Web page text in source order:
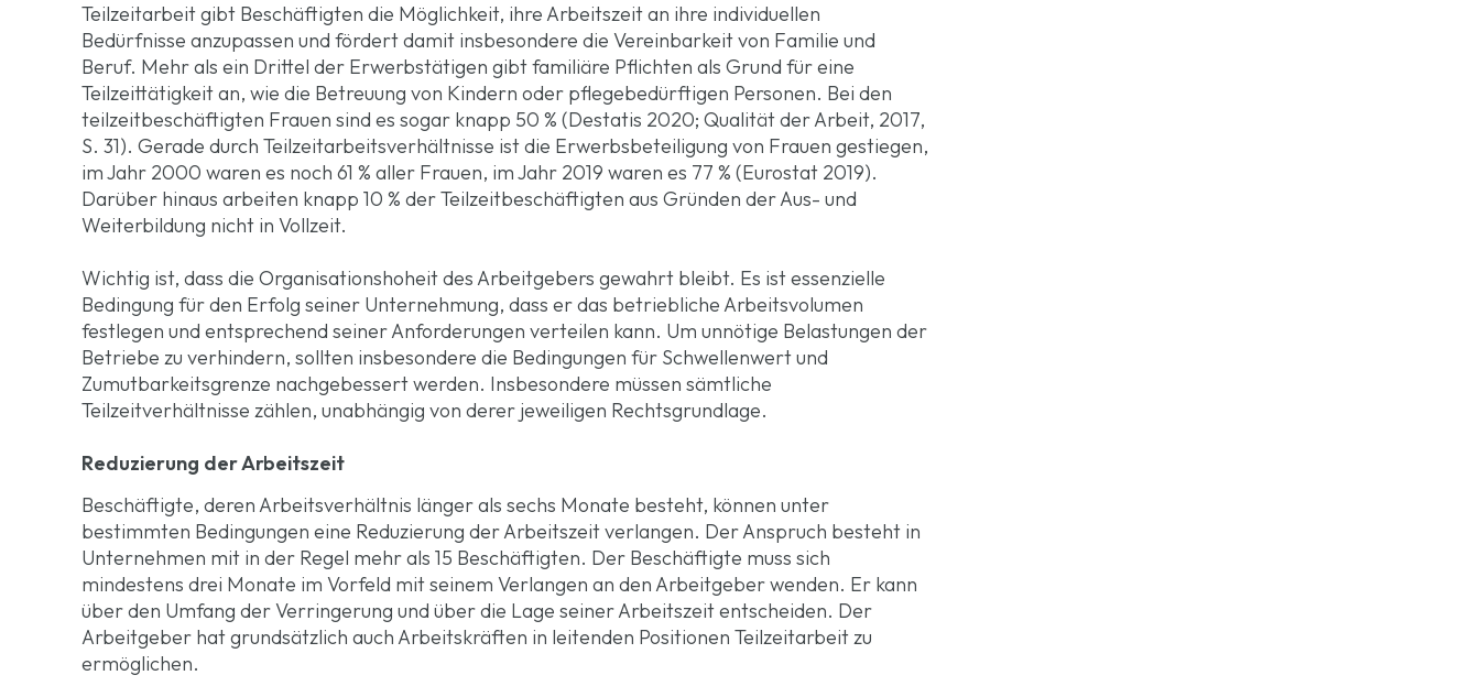
Teilzeitarbeit gibt Beschäftigten die Möglichkeit, ihre Arbeitszeit an ihre individuellen
Bedürfnisse anzupassen und fördert damit insbesondere die Vereinbarkeit von Familie und
Beruf. Mehr als ein Drittel der Erwerbstätigen gibt familiäre Pflichten als Grund für eine
Teilzeittätigkeit an, wie die Betreuung von Kindern oder pflegebedürftigen Personen. Bei den
teilzeitbeschäftigten Frauen sind es sogar knapp 50 % (Destatis 2020; Qualität der Arbeit, 2017,
S. 31). Gerade durch Teilzeitarbeitsverhältnisse ist die Erwerbsbeteiligung von Frauen gestiegen,
im Jahr 2000 waren es noch 61 % aller Frauen, im Jahr 2019 waren es 77 % (Eurostat 2019).
Darüber hinaus arbeiten knapp 10 % der Teilzeitbeschäftigten aus Gründen der Aus- und
Weiterbildung nicht in Vollzeit.
Wichtig ist, dass die Organisationshoheit des Arbeitgebers gewahrt bleibt. Es ist essenzielle
Bedingung für den Erfolg seiner Unternehmung, dass er das betriebliche Arbeitsvolumen
festlegen und entsprechend seiner Anforderungen verteilen kann. Um unnötige Belastungen der
Betriebe zu verhindern, sollten insbesondere die Bedingungen für Schwellenwert und
Zumutbarkeitsgrenze nachgebessert werden. Insbesondere müssen sämtliche
Teilzeitverhältnisse zählen, unabhängig von derer jeweiligen Rechtsgrundlage.
Reduzierung der Arbeitszeit
Beschäftigte, deren Arbeitsverhältnis länger als sechs Monate besteht, können unter
bestimmten Bedingungen eine Reduzierung der Arbeitszeit verlangen. Der Anspruch besteht in
Unternehmen mit in der Regel mehr als 15 Beschäftigten. Der Beschäftigte muss sich
mindestens drei Monate im Vorfeld mit seinem Verlangen an den Arbeitgeber wenden. Er kann
über den Umfang der Verringerung und über die Lage seiner Arbeitszeit entscheiden. Der
Arbeitgeber hat grundsätzlich auch Arbeitskräften in leitenden Positionen Teilzeitarbeit zu
ermöglichen.